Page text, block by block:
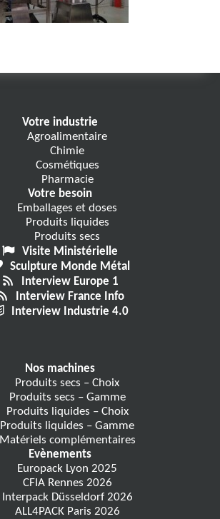
Votre industrie
Agroalimentaire
Chimie
Cosmétiques
Pharmacie
Votre besoin
Emballages et doses
Produits liquides
Produits secs
Visite Ministérielle
Sculpture Monde Métal
Interview Europe 1
Interview France Info
Interview Industrie 4.0
Nos machines
Produits secs – Choix
Produits secs – Gamme
Produits liquides – Choix
Produits liquides – Gamme
Matériels complémentaires
Evènements
Europack Lyon 2025
CFIA Rennes 2026
Interpack Düsseldorf 2026
ALL4PACK Paris 2026